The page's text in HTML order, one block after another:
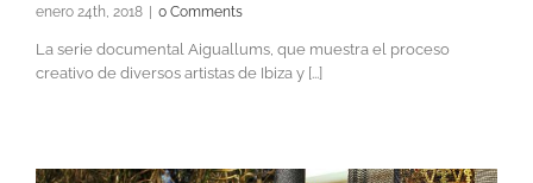
enero 24th, 2018 0 Comments
La serie documental Aiguallums, que muestra el proceso
creativo de diversos artistas de Ibiza y [...]